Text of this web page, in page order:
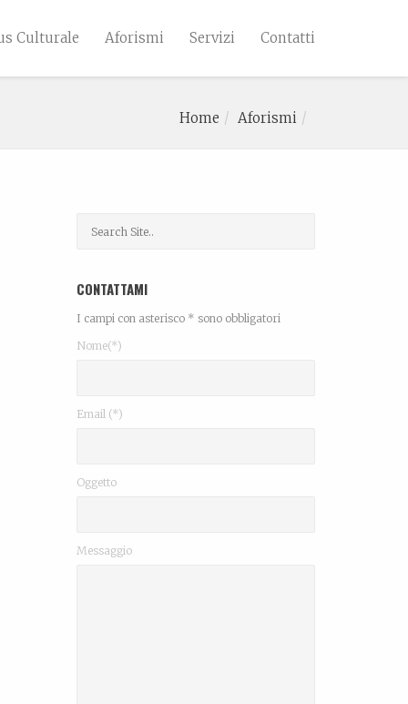
Culturale Aforismi Servizi Contatti
Home Aforismi
CONTATTAMI
I campi con asterisco * sono obbligatori
Nome(*)
Email (*)
Oggetto
Messaggio